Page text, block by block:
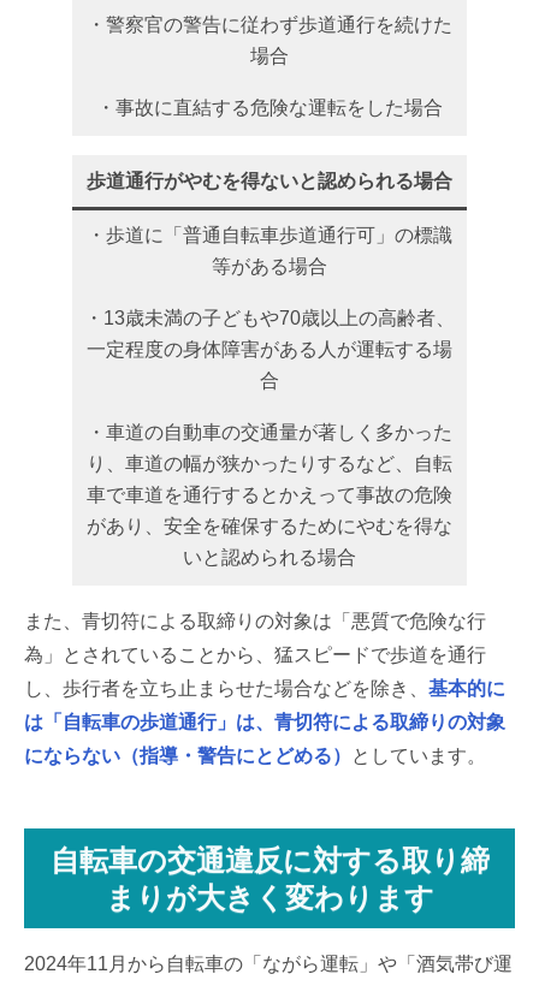
・警察官の警告に従わず歩道通行を続けた
場合
・事故に直結する危険な運転をした場合
歩道通行がやむを得ないと認められる場合
・歩道に「普通自転車歩道通行可」の標識
等がある場合
・13歳未満の子どもや70歳以上の高齢者、
一定程度の身体障害がある人が運転する場
合
・車道の自動車の交通量が著しく多かった
り、車道の幅が狭かったりするなど、自転
車で車道を通行するとかえって事故の危険
があり、安全を確保するためにやむを得な
いと認められる場合
また、青切符による取締りの対象は「悪質で危険な行
為」とされていることから、猛スピードで歩道を通行
し、歩行者を立ち止まらせた場合などを除き、 基本的に
は「自転車の歩道通行」は、 青切符による取締りの対象
にならない（指導・警告にとどめる）
としています。
自転車の交通違反に対する取り締
まりが大きく変わります
2024年11月から自転車の「ながら運転」や「酒気帯び運